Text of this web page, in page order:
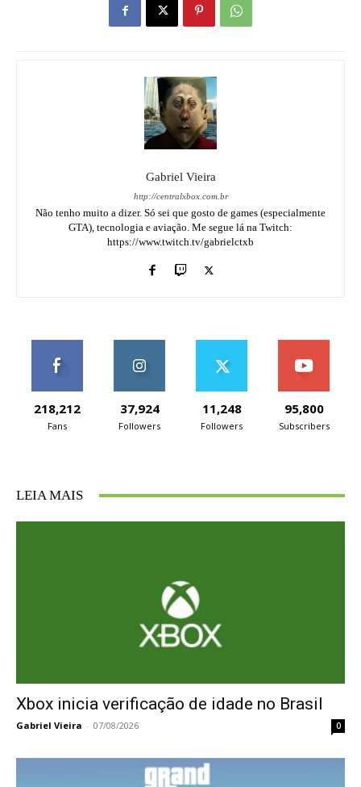
Gabriel Vieira
http://centralxbox.com.br
Não tenho muito a dizer. Só sei que gosto de games (especialmente
GTA), tecnologia e aviação. Me segue lá na Twitch:
https://www.twitch.tv/gabrielctxb
218,212
Fans
37,924
Followers
11,248
Followers
95,800
Subscribers
LEIA MAIS
Xbox inicia verificação de idade no Brasil
Gabriel Vieira - 07/08/2026 0